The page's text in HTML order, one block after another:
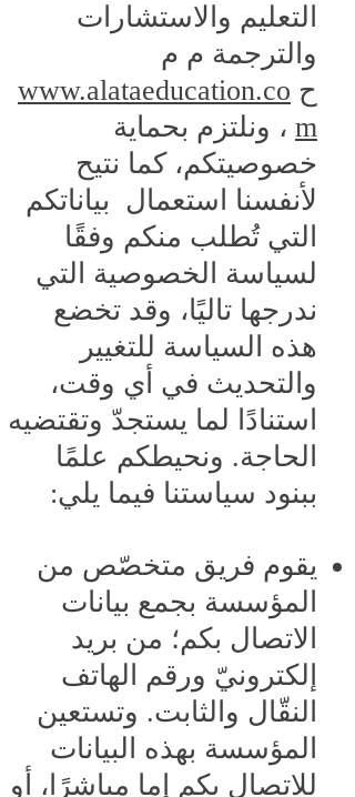
التعليم والاستشارات
والترجمة م م
ح www.alataeducation.co
m ، ونلتزم بحماية
خصوصيتكم، كما نتيح
لأنفسنا استعمال بياناتكم
التي تُطلب منكم وفقًا
لسياسة الخصوصية التي
ندرجها تاليًا، وقد تخضع
هذه السياسة للتغيير
والتحديث في أي وقت،
استنادًا لما يستجدّ وتقتضيه
الحاجة. ونحيطكم علمًا
ببنود سياستنا فيما يلي:
يقوم فريق متخصّص من
المؤسسة بجمع بيانات
الاتصال بكم؛ من بريد
إلكترونيّ ورقم الهاتف
النقّال والثابت. وتستعين
المؤسسة بهذه البيانات
للاتصال بكم إما مباشرًا، أو